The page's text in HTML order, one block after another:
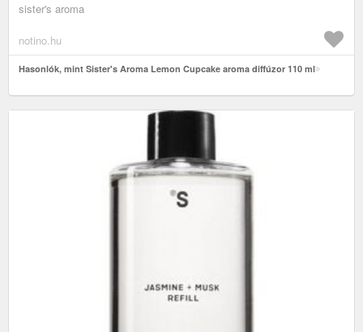
sister's aroma
notino.hu
Hasonlók, mint Sister's Aroma Lemon Cupcake aroma diffúzor 110 ml